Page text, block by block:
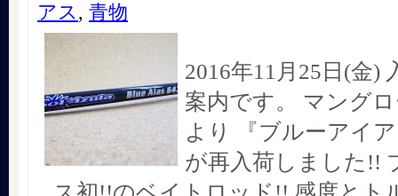
アス , 青物
2016年11月25日(金)
案内です。 マング
より 『ブルーアイ
が再入荷しました!!